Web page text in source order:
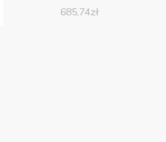
685,74zł